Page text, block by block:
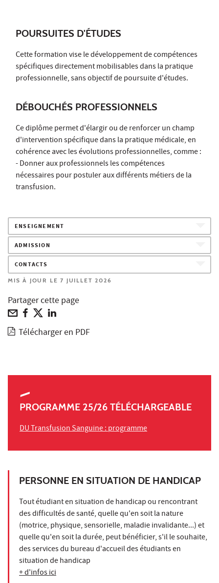
POURSUITES D'ÉTUDES
Cette formation vise le développement de compétences
spécifiques directement mobilisables dans la pratique
professionnelle, sans objectif de poursuite d'études.
DÉBOUCHÉS PROFESSIONNELS
Ce diplôme permet d'élargir ou de renforcer un champ
d'intervention spécifique dans la pratique médicale, en
cohérence avec les évolutions professionnelles, comme :
- Donner aux professionnels les compétences
nécessaires pour postuler aux différents métiers de la
transfusion.
ENSEIGNEMENT
ADMISSION
CONTACTS
MIS À JOUR LE 7 JUILLET 2026
Partager cette page
Télécharger en PDF
PROGRAMME 25/26 TÉLÉCHARGEABLE
DU Transfusion Sanguine : programme
PERSONNE EN SITUATION DE HANDICAP
Tout étudiant en situation de handicap ou rencontrant
des difficultés de santé, quelle qu'en soit la nature
(motrice, physique, sensorielle, maladie invalidante...) et
quelle qu'en soit la durée, peut bénéficier, s'il le souhaite,
des services du bureau d'accueil des étudiants en
situation de handicap
+ d'infos ici